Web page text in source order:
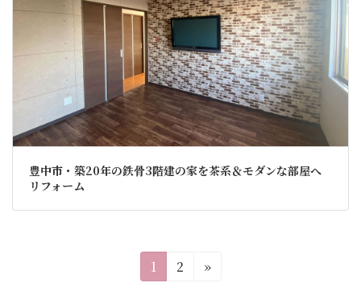
豊中市・築20年の鉄骨3階建の家を茶系＆モダンな部屋へ
リフォーム
固
定
1
固
2 »